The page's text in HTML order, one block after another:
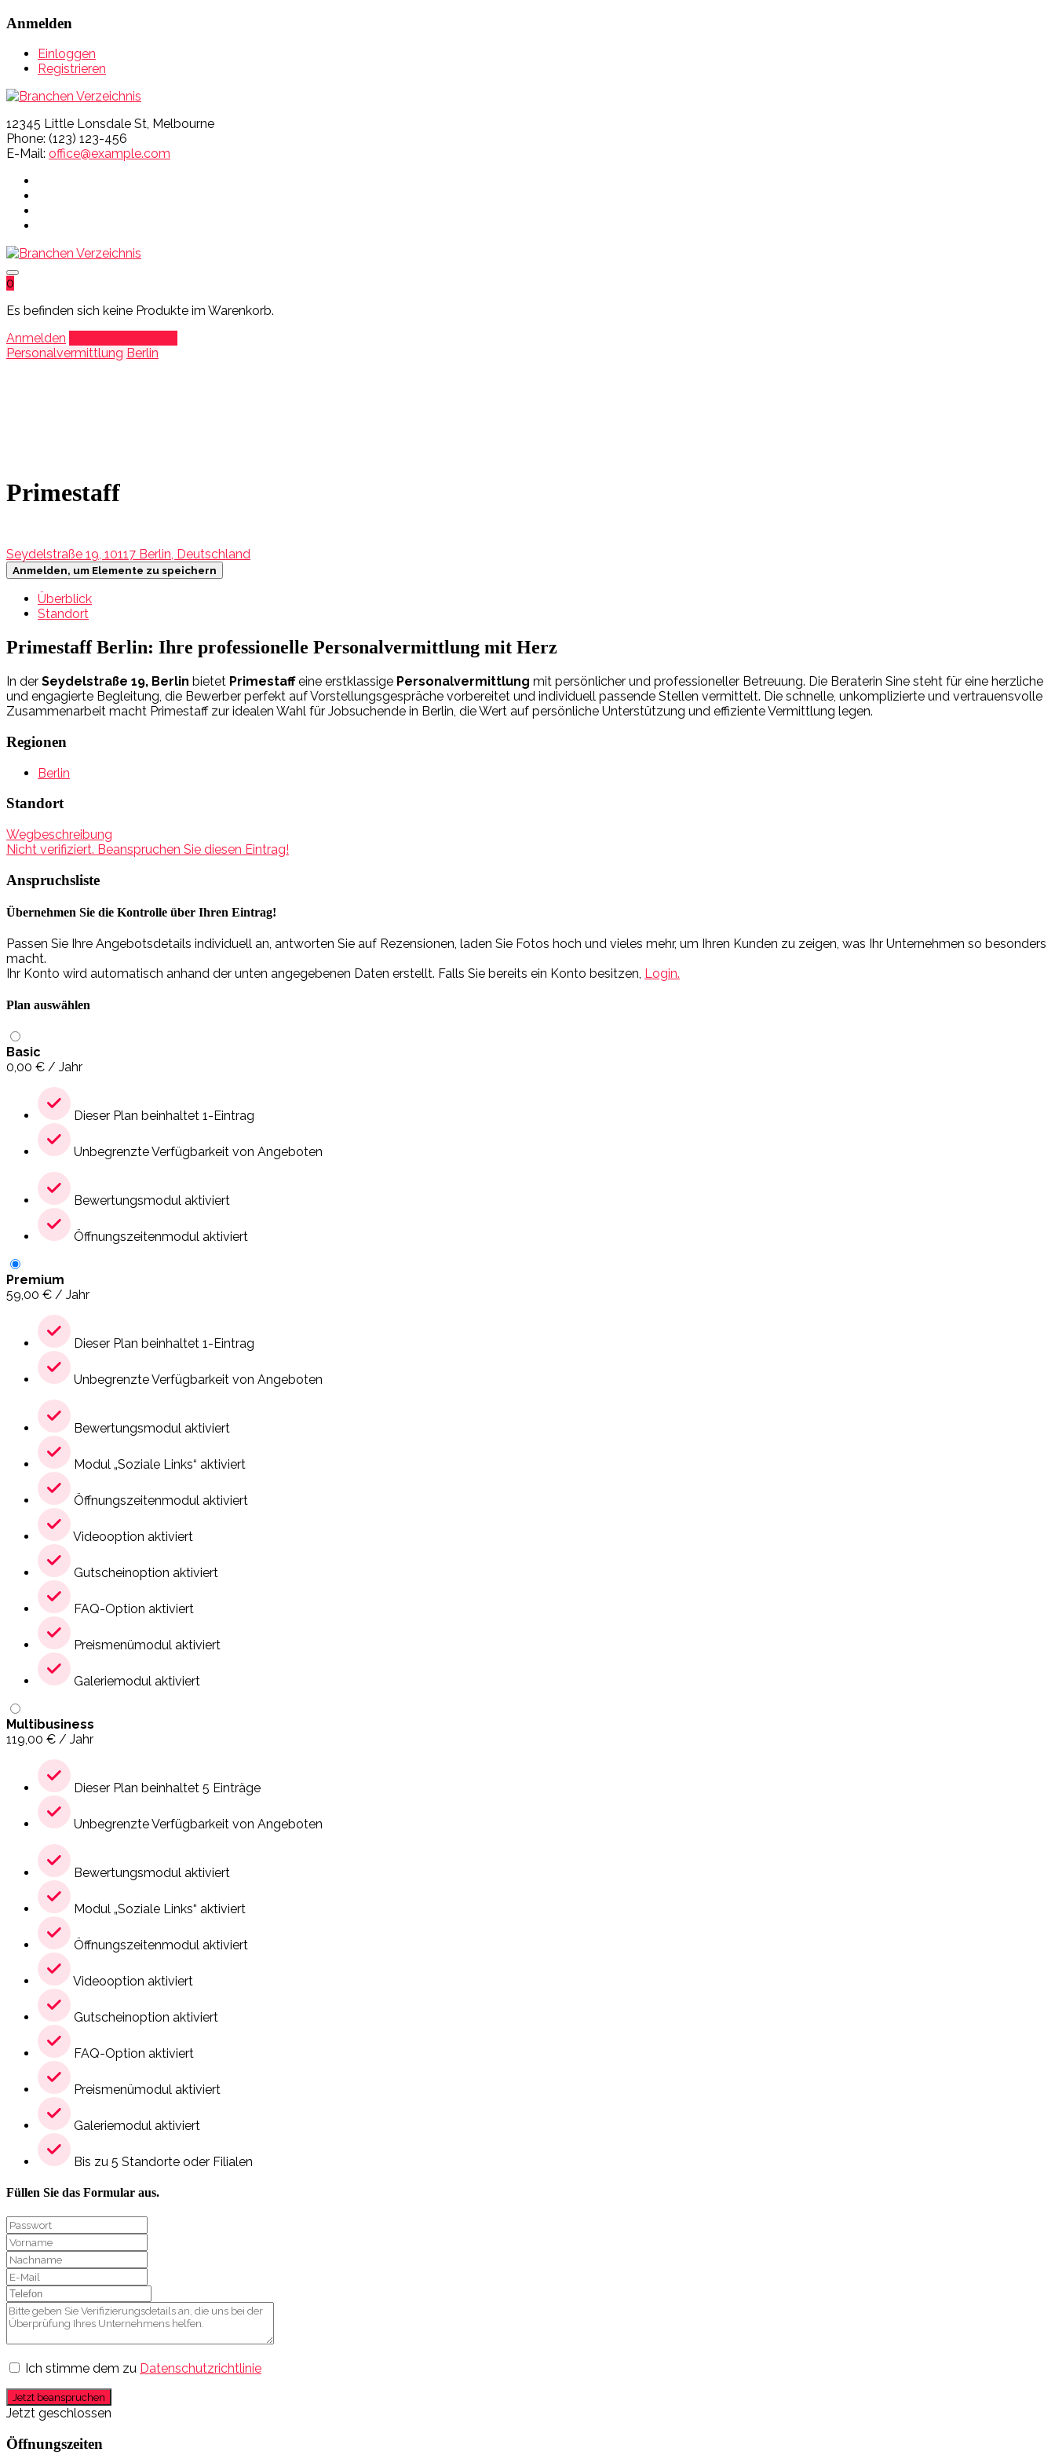
Anmelden
Einloggen
Registrieren
12345 Little Lonsdale St, Melbourne
Phone: (123) 123-456
E-Mail: office@example.com
0
Es befinden sich keine Produkte im Warenkorb.
Anmelden
Personalvermittlung Berlin
Primestaff
Seydelstraße 19, 10117 Berlin, Deutschland
Anmelden, um Elemente zu speichern
Überblick
Standort
Primestaff Berlin: Ihre professionelle Personalvermittlung mit Herz
In der Seydelstraße 19, Berlin bietet Primestaffeine erstklassige Personalvermittlung mit persönlicher und professioneller Betreuung. Die Beraterin Sine steht für eine herzliche
und engagierte Begleitung, die Bewerber perfekt auf Vorstellungsgespräche vorbereitet und individuell passende Stellen vermittelt. Die schnelle, unkomplizierte und vertrauensvolle
Zusammenarbeit macht Primestaff zur idealen Wahl für Jobsuchende in Berlin, die Wert auf persönliche Unterstützung und effiziente Vermittlung legen.
Regionen
Berlin
Standort
Wegbeschreibung
Nicht verifiziert. Beanspruchen Sie diesen Eintrag!
Anspruchsliste
Übernehmen Sie die Kontrolle über Ihren Eintrag!
Passen Sie Ihre Angebotsdetails individuell an, antworten Sie auf Rezensionen, laden Sie Fotos hoch und vieles mehr, um Ihren Kunden zu zeigen, was Ihr Unternehmen so besonders
macht.
Ihr Konto wird automatisch anhand der unten angegebenen Daten erstellt. Falls Sie bereits ein Konto besitzen, Login.
Plan auswählen
Basic
0,00 € / Jahr
Dieser Plan beinhaltet 1-Eintrag
Unbegrenzte Verfügbarkeit von Angeboten
Bewertungsmodul aktiviert
Öffnungszeitenmodul aktiviert
Premium
59,00 € / Jahr
Dieser Plan beinhaltet 1-Eintrag
Unbegrenzte Verfügbarkeit von Angeboten
Bewertungsmodul aktiviert
Modul „Soziale Links“ aktiviert
Öffnungszeitenmodul aktiviert
Videooption aktiviert
Gutscheinoption aktiviert
FAQ-Option aktiviert
Preismenümodul aktiviert
Galeriemodul aktiviert
Multibusiness
119,00 € / Jahr
Dieser Plan beinhaltet 5 Einträge
Unbegrenzte Verfügbarkeit von Angeboten
Bewertungsmodul aktiviert
Modul „Soziale Links“ aktiviert
Öffnungszeitenmodul aktiviert
Videooption aktiviert
Gutscheinoption aktiviert
FAQ-Option aktiviert
Preismenümodul aktiviert
Galeriemodul aktiviert
Bis zu 5 Standorte oder Filialen
Füllen Sie das Formular aus.
Ich stimme dem zu Datenschutzrichtlinie
Jetzt beanspruchen
Jetzt geschlossen
Öffnungszeiten